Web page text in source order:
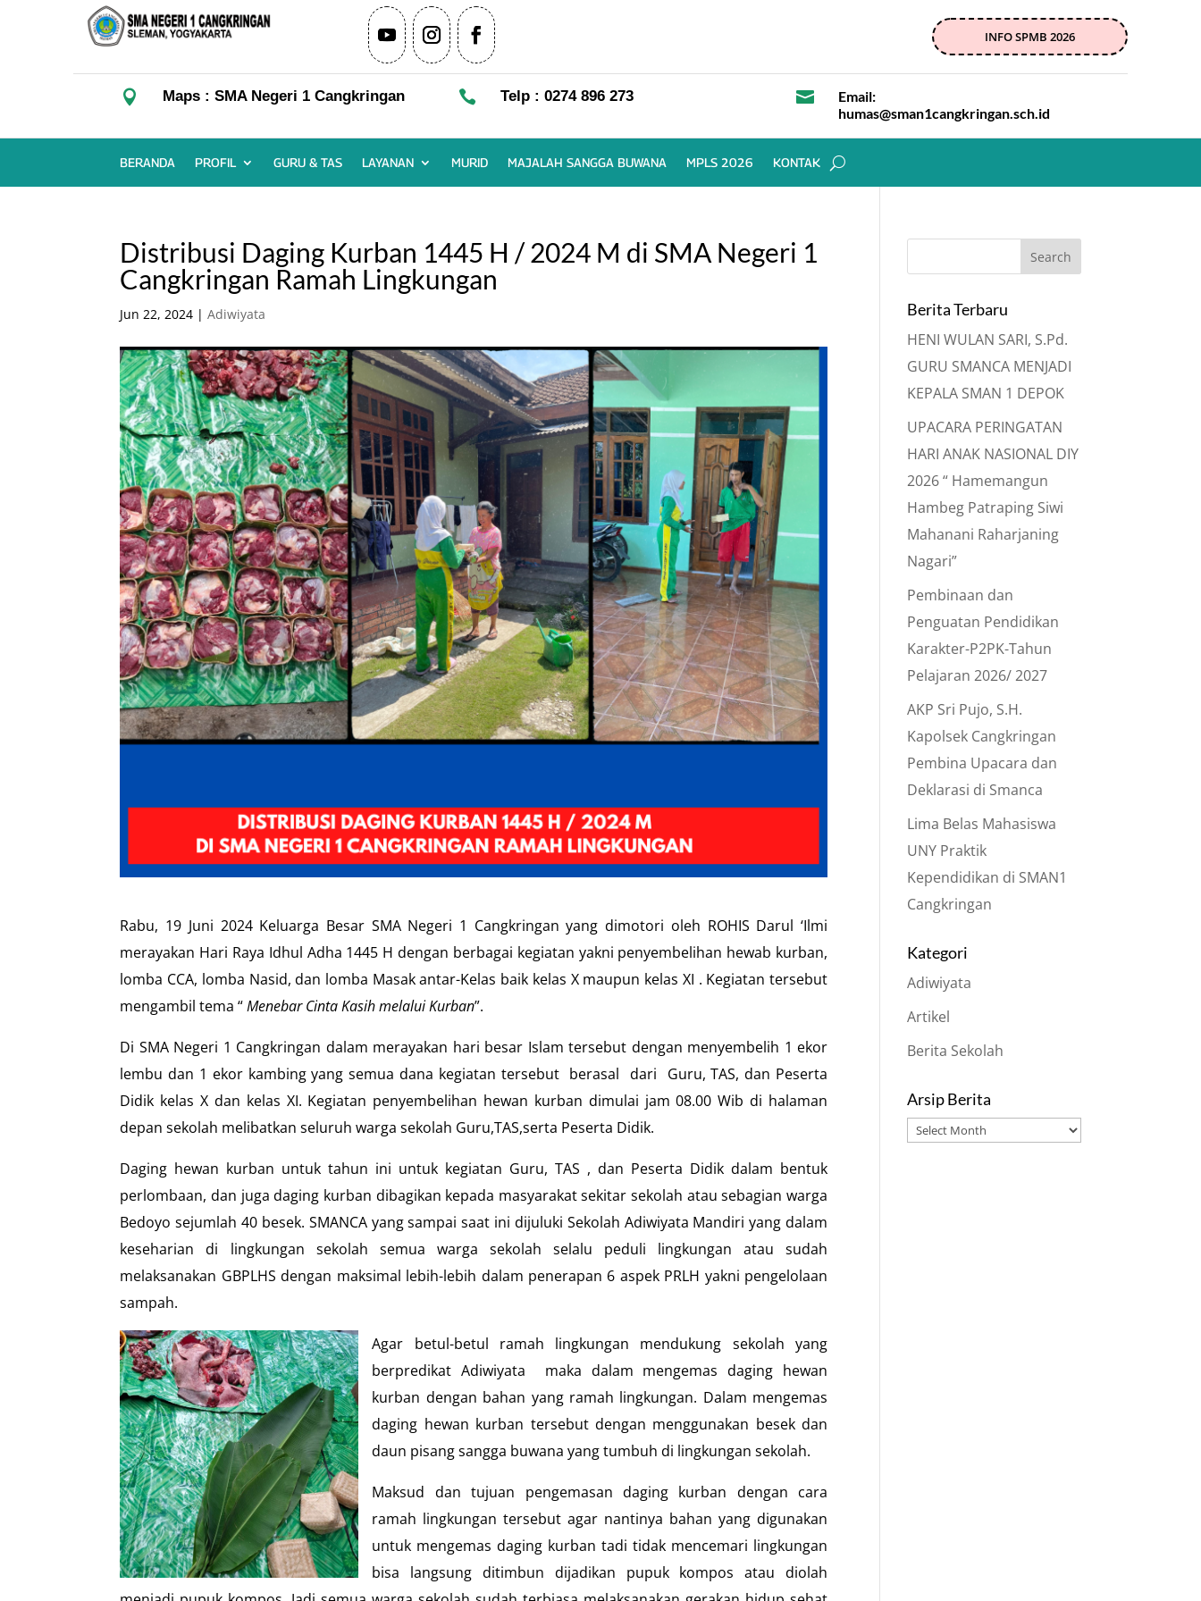
INFO SPMB 2026
 Maps : SMA Negeri 1 Cangkringan  Telp : 0274 896 273 
Email:
humas@sman1cangkringan.sch.id
BERANDA PROFIL GURU & TAS LAYANAN MURID MAJALAH SANGGA BUWANA MPLS 2026 KONTAK
Distribusi Daging Kurban 1445 H / 2024 M di SMA Negeri 1
Cangkringan Ramah Lingkungan
Jun 22, 2024 |Adiwiyata
Rabu, 19 Juni 2024 Keluarga Besar SMA Negeri 1 Cangkringan yang dimotori oleh ROHIS Darul ‘Ilmi
merayakan Hari Raya Idhul Adha 1445 H dengan berbagai kegiatan yakni penyembelihan hewab kurban,
lomba CCA, lomba Nasid, dan lomba Masak antar-Kelas baik kelas X maupun kelas XI . Kegiatan tersebut
mengambil tema “Menebar Cinta Kasih melalui Kurban”.
Di SMA Negeri 1 Cangkringan dalam merayakan hari besar Islam tersebut dengan menyembelih 1 ekor
lembu dan 1 ekor kambing yang semua dana kegiatan tersebut berasal dari Guru, TAS, dan Peserta
Didik kelas X dan kelas XI. Kegiatan penyembelihan hewan kurban dimulai jam 08.00 Wib di halaman
depan sekolah melibatkan seluruh warga sekolah Guru,TAS,serta Peserta Didik.
Daging hewan kurban untuk tahun ini untuk kegiatan Guru, TAS , dan Peserta Didik dalam bentuk
perlombaan, dan juga daging kurban dibagikan kepada masyarakat sekitar sekolah atau sebagian warga
Bedoyo sejumlah 40 besek. SMANCA yang sampai saat ini dijuluki Sekolah Adiwiyata Mandiri yang dalam
keseharian di lingkungan sekolah semua warga sekolah selalu peduli lingkungan atau sudah
melaksanakan GBPLHS dengan maksimal lebih-lebih dalam penerapan 6 aspek PRLH yakni pengelolaan
sampah.
Agar betul-betul ramah lingkungan mendukung sekolah yang
berpredikat Adiwiyata maka dalam mengemas daging hewan
kurban dengan bahan yang ramah lingkungan. Dalam mengemas
daging hewan kurban tersebut dengan menggunakan besek dan
daun pisang sangga buwana yang tumbuh di lingkungan sekolah.
Maksud dan tujuan pengemasan daging kurban dengan cara
ramah lingkungan tersebut agar nantinya bahan yang digunakan
untuk mengemas daging kurban tadi tidak mencemari lingkungan
bisa langsung ditimbun dijadikan pupuk kompos atau diolah
Berita Terbaru
HENI WULAN SARI, S.Pd.
GURU SMANCA MENJADI
KEPALA SMAN 1 DEPOK
UPACARA PERINGATAN
HARI ANAK NASIONAL DIY
2026 “ Hamemangun
Hambeg Patraping Siwi
Mahanani Raharjaning
Nagari”
Pembinaan dan
Penguatan Pendidikan
Karakter-P2PK-Tahun
Pelajaran 2026/ 2027
AKP Sri Pujo, S.H.
Kapolsek Cangkringan
Pembina Upacara dan
Deklarasi di Smanca
Lima Belas Mahasiswa
UNY Praktik
Kependidikan di SMAN1
Cangkringan
Kategori
Adiwiyata
Artikel
Berita Sekolah
Arsip Berita
Arsip